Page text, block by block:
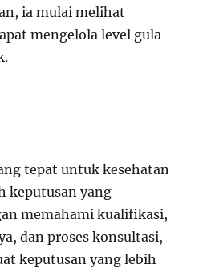
ia mulai melihat
mengelola level gula
tepat untuk kesehatan
keputusan yang
memahami kualifikasi,
dan proses konsultasi,
keputusan yang lebih